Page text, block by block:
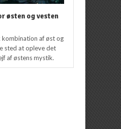
østen og vesten
kombination af øst og
sted at opleve det
af østens mystik.